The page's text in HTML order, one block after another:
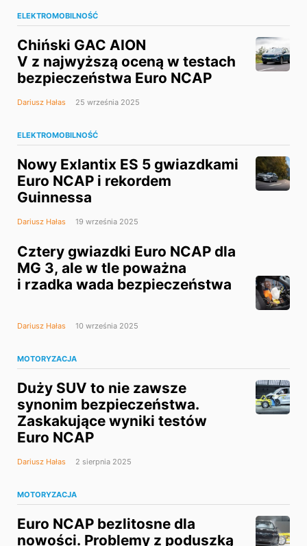
ELEKTROMOBILNOŚĆ
Chiński GAC AION
V z najwyższą oceną w testach
bezpieczeństwa Euro NCAP
Dariusz Hałas 25 września 2025
ELEKTROMOBILNOŚĆ
Nowy Exlantix ES 5 gwiazdkami
Euro NCAP i rekordem
Guinnessa
Dariusz Hałas 19 września 2025
Cztery gwiazdki Euro NCAP dla
MG 3, ale w tle poważna
i rzadka wada bezpieczeństwa
Dariusz Hałas 10 września 2025
MOTORYZACJA
Duży SUV to nie zawsze
synonim bezpieczeństwa.
Zaskakujące wyniki testów
Euro NCAP
Dariusz Hałas 2 sierpnia 2025
MOTORYZACJA
Euro NCAP bezlitosne dla
nowości. Problemy z poduszką